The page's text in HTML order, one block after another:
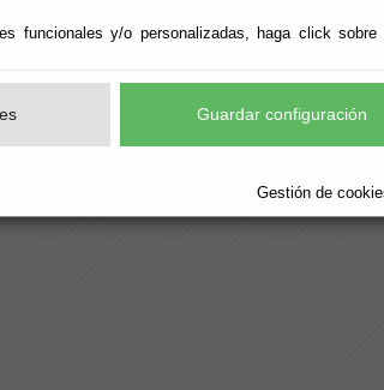
funcionales y/o personalizadas, haga click sobre
Guardar configuración
Gestión de
de pacientes en régimen de internado. A las
según la indicación del equipo